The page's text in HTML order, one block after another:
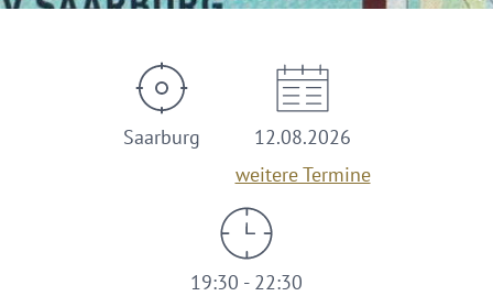
Saarburg
12.08.2026
weitere Termine
19:30 - 22:30